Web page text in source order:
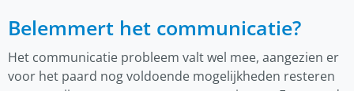
Belemmert het communicatie?
Het communicatie probleem valt wel mee, aangezien er
voor het paard nog voldoende mogelijkheden resteren